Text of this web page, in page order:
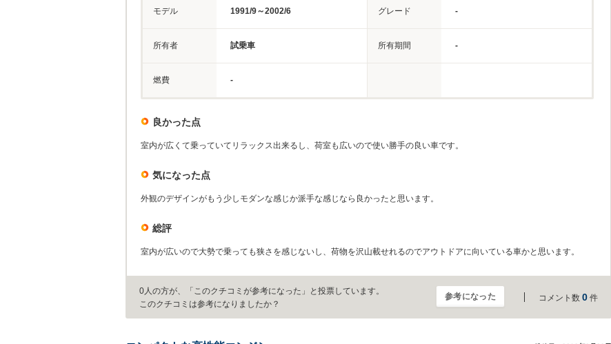
モデル 1991/9～2002/6 グレード -
所有者 試乗車 所有期間 -
燃費 -
良かった点
室内が広くて乗っていてリラックス出来るし、荷室も広いので使い勝手の良い車です。
気になった点
外観のデザインがもう少しモダンな感じか派手な感じなら良かったと思います。
総評
室内が広いので大勢で乗っても狭さを感じないし、荷物を沢山載せれるのでアウトドアに向いている車かと思います。
0人の方が、「このクチコミが参考になった」と投票しています。
このクチコミは参考になりましたか？
参考になった コメント数 0 件